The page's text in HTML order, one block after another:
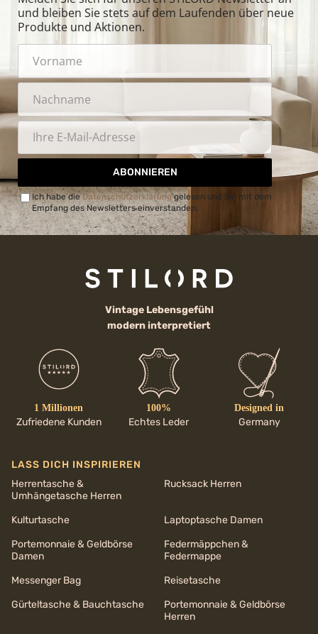
und bleiben Sie stets auf dem Laufenden über neue
Produkte und Aktionen.
ABONNIEREN
Ich habe dieDatenschutzerklärunggelesen und bin mit dem
Empfang des Newsletters einverstanden.
Vintage Lebensgefühl
modern interpretiert
1 Millionen
Zufriedene Kunden
100%
Echtes Leder
Designed in
Germany
LASS DICH INSPIRIEREN
Herrentasche &
Umhängetasche Herren
Rucksack Herren
Kulturtasche
Laptoptasche Damen
Portemonnaie & Geldbörse
Damen
Federmäppchen &
Federmappe
Messenger Bag
Reisetasche
Gürteltasche & Bauchtasche
Portemonnaie & Geldbörse
Herren